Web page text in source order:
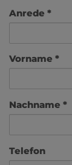
Anrede
Vorname
Nachname
Telefon